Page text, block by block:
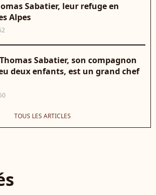
Sabatier, leur refuge en
Alpes
Sabatier, son compagnon
deux enfants, est un grand chef
TOUS LES ARTICLES